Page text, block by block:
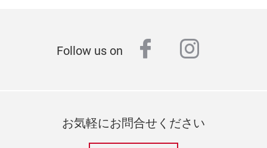
Follow us on facebook
お気軽にお問合せください